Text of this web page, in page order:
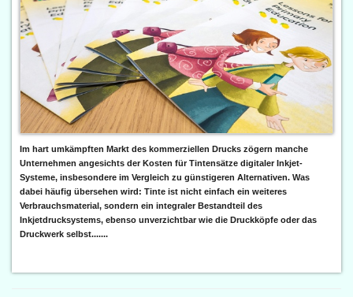
Im hart umkämpften Markt des kommerziellen Drucks zögern manche
Unternehmen angesichts der Kosten für Tintensätze digitaler Inkjet-
Systeme, insbesondere im Vergleich zu günstigeren Alternativen. Was
dabei häufig übersehen wird: Tinte ist nicht einfach ein weiteres
Verbrauchsmaterial, sondern ein integraler Bestandteil des
Inkjetdrucksystems, ebenso unverzichtbar wie die Druckköpfe oder das
Druckwerk selbst.......